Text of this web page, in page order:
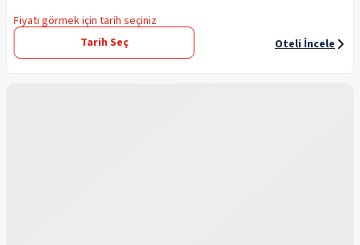
Fiyatı görmek için tarih seçiniz
Tarih Seç
Oteli İncele